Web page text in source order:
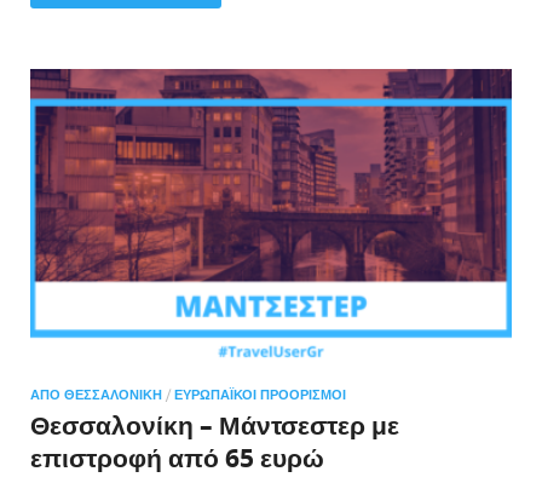
ΑΠΌ ΘΕΣΣΑΛΟΝΊΚΗ / ΕΥΡΩΠΑΪΚΟΊ ΠΡΟΟΡΙΣΜΟΊ
Θεσσαλονίκη – Μάντσεστερ με
επιστροφή από 65 ευρώ